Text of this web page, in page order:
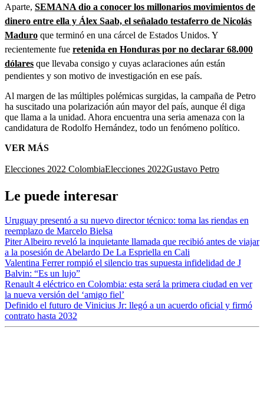
Aparte, SEMANA dio a conocer los millonarios movimientos de
dinero entre ella y Álex Saab, el señalado testaferro de Nicolás
Maduro que terminó en una cárcel de Estados Unidos. Y
recientemente fue retenida en Honduras por no declarar 68.000
dólares que llevaba consigo y cuyas aclaraciones aún están
pendientes y son motivo de investigación en ese país.
Al margen de las múltiples polémicas surgidas, la campaña de Petro
ha suscitado una polarización aún mayor del país, aunque él diga
que llama a la unidad. Ahora encuentra una seria amenaza con la
candidatura de Rodolfo Hernández, todo un fenómeno político.
VER MÁS
Elecciones 2022 ColombiaElecciones 2022Gustavo Petro
Le puede interesar
Uruguay presentó a su nuevo director técnico: toma las riendas en
reemplazo de Marcelo Bielsa
Piter Albeiro reveló la inquietante llamada que recibió antes de viajar
a la posesión de Abelardo De La Espriella en Cali
Valentina Ferrer rompió el silencio tras supuesta infidelidad de J
Balvin: “Es un lujo”
Renault 4 eléctrico en Colombia: esta será la primera ciudad en ver
la nueva versión del ‘amigo fiel’
Definido el futuro de Vinicius Jr: llegó a un acuerdo oficial y firmó
contrato hasta 2032